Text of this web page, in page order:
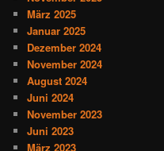
März 2025
Januar 2025
Dezember 2024
November 2024
August 2024
Juni 2024
November 2023
Juni 2023
März 2023